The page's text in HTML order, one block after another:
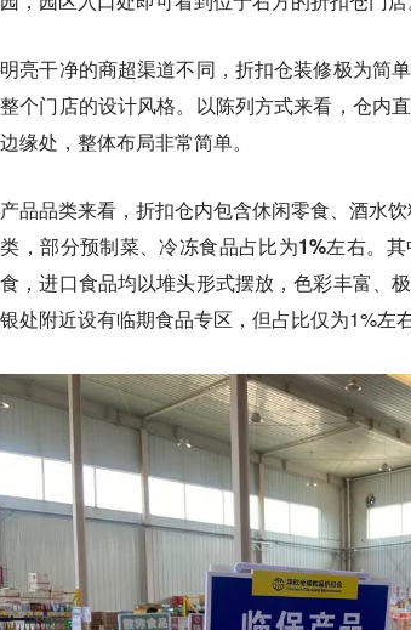
亮干净的商超渠道不同，折扣仓装修极为简
个门店的设计风格。以陈列方式来看，仓内
缘处，整体布局非常简单。
品品类来看，折扣仓内包含休闲零食、酒水
，部分预制菜、冷冻食品占比为1%左右。
，进口食品均以堆头形式摆放，色彩丰富、
处附近设有临期食品专区，但占比仅为1%左